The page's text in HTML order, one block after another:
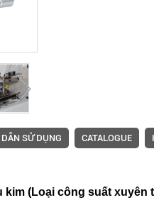
SỬ DỤNG CATALOGUE
(Loại công suất xuyên
dòng S4